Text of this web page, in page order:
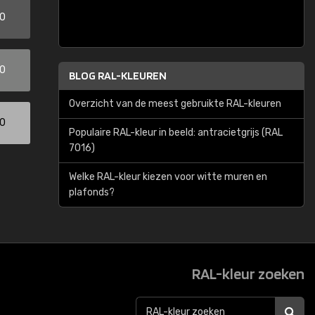
BLOG RAL-KLEUREN
Overzicht van de meest gebruikte RAL-kleuren
Populaire RAL-kleur in beeld: antracietgrijs (RAL
7016)
Welke RAL-kleur kiezen voor witte muren en
plafonds?
RAL-kleur zoeken